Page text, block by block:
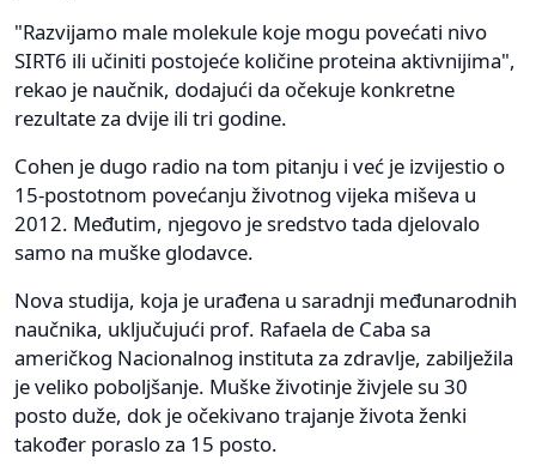
"Razvijamo male molekule koje mogu povećati nivo
SIRT6 ili učiniti postojeće količine proteina aktivnijima",
rekao je naučnik, dodajući da očekuje konkretne
rezultate za dvije ili tri godine.
Cohen je dugo radio na tom pitanju i već je izvijestio o
15-postotnom povećanju životnog vijeka miševa u
2012. Međutim, njegovo je sredstvo tada djelovalo
samo na muške glodavce.
Nova studija, koja je urađena u saradnji međunarodnih
naučnika, uključujući prof. Rafaela de Caba sa
američkog Nacionalnog instituta za zdravlje, zabilježila
je veliko poboljšanje. Muške životinje živjele su 30
posto duže, dok je očekivano trajanje života ženki
također poraslo za 15 posto.